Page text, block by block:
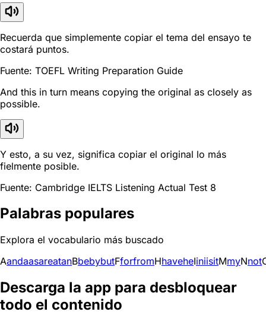
Recuerda que simplemente copiar el tema del ensayo te
costará puntos.
Fuente: TOEFL Writing Preparation Guide
And this in turn means copying the original as closely as
possible.
Y esto, a su vez, significa copiar el original lo más
fielmente posible.
Fuente: Cambridge IELTS Listening Actual Test 8
Palabras populares
Explora el vocabulario más buscado
AandaasareatanBbebybutFforfromHhaveheIiniisitMmyNnot
Descarga la app para desbloquear
todo el contenido